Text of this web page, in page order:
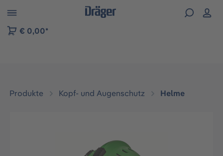
der B2B-Plattform springen
€ 0,00*
Produkte Kopf- und Augenschutz Helme